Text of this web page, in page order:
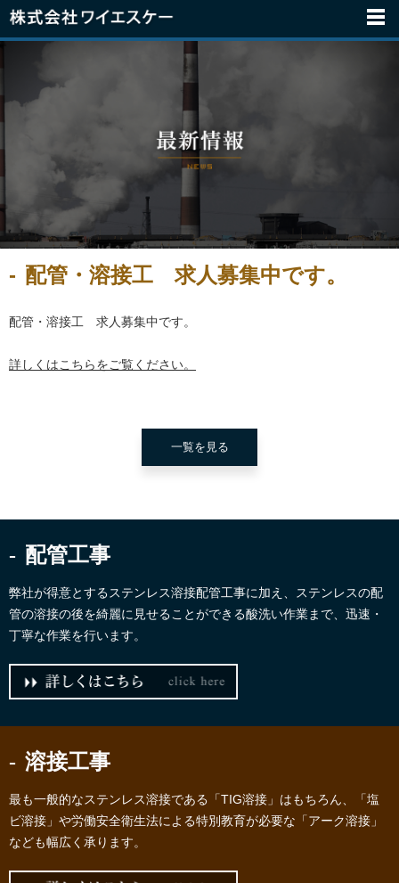
配管・溶接工 求人募集中です。
配管・溶接工 求人募集中です。
詳しくはこちらをご覧ください。
一覧を見る
配管工事
弊社が得意とするステンレス溶接配管工事に加え、ステンレスの配
管の溶接の後を綺麗に見せることができる酸洗い作業まで、迅速・
丁寧な作業を行います。
溶接工事
最も一般的なステンレス溶接である「TIG溶接」はもちろん、「塩
ビ溶接」や労働安全衛生法による特別教育が必要な「アーク溶接」
なども幅広く承ります。